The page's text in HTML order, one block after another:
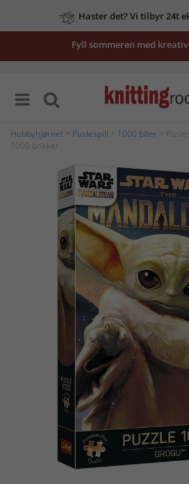
Haster det? Vi tilbyr 24t
Fyll sommeren med
Hobbyhjørnet Puslespill 1000 biter >
1000 brikker